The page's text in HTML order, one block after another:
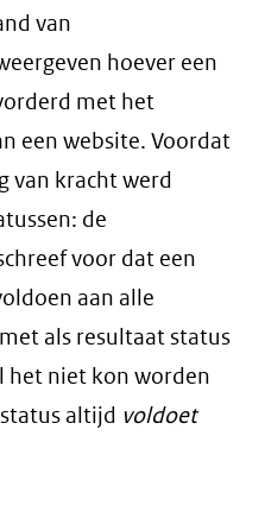
van
hoever een
met het
een website. Voordat
van kracht werd
de
voor dat een
aan alle
als resultaat status
het niet kon worden
altijd voldoet